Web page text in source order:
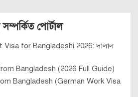
পোর্টাল
for Bangladeshi 2026: দালাল
Bangladesh (2026 Full Guide)
Bangladesh (German Work Visa